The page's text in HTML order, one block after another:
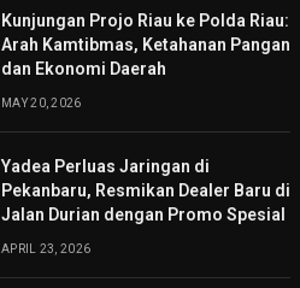
Kunjungan Projo Riau ke Polda Riau:
Arah Kamtibmas, Ketahanan Pangan
dan Ekonomi Daerah
MAY 20, 2026
Yadea Perluas Jaringan di
Pekanbaru, Resmikan Dealer Baru di
Jalan Durian dengan Promo Spesial
APRIL 23, 2026